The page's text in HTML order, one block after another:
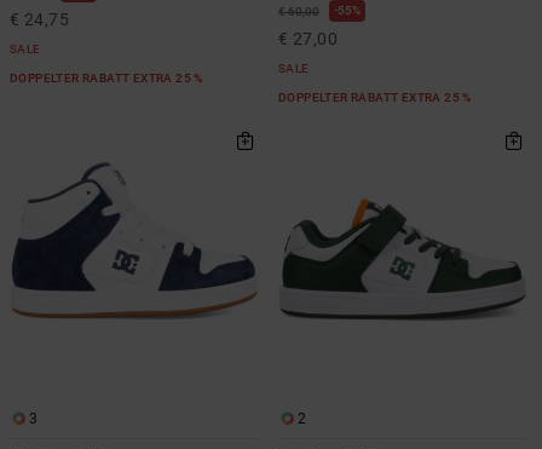
€ 24,75
SALE
DOPPELTER RABATT EXTRA 25 %
€ 60,00 55%
€ 27,00
SALE
DOPPELTER RABATT EXTRA 25 %
3 2